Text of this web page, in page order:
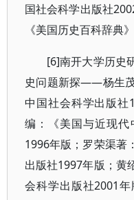
国社会科学出版社
《美国历史百科辞典
[6]南开大学历史
史问题新探——杨生
中国社会科学出版社
编：《美国与近现
1996年版；罗荣渠著
出版社1997年版；黄
会科学出版社2001